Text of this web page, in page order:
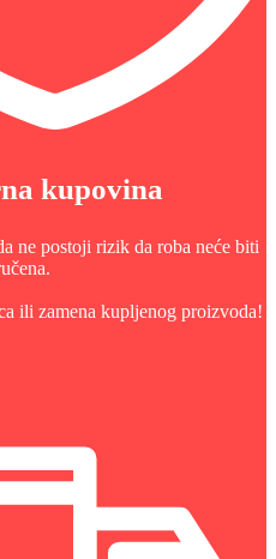
kupovina
ne postoji rizik da roba neće biti
ili zamena kupljenog proizvoda!